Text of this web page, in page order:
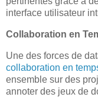
interface utilisateur
Collaboration en
Une des forces de
collaboration en
ensemble sur des
annoter des jeux de